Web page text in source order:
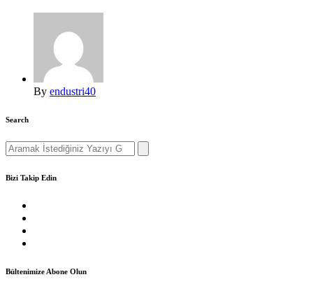
By endustri40
Search
Search
for:
Bizi Takip Edin
Bültenimize Abone Olun